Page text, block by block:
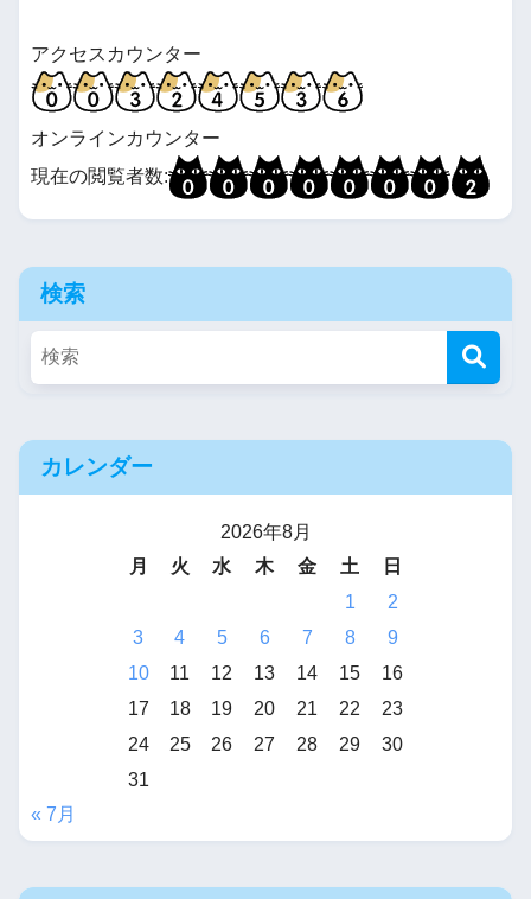
アクセスカウンター
オンラインカウンター
現在の閲覧者数:
検索
カレンダー
2026年8月
月
火 水 木 金 土
日
1
2
3
4 5 6 7 8
9
10
11 12 13 14 15
16
17
18 19 20 21 22
23
24
25 26 27 28 29
30
31
« 7月